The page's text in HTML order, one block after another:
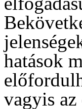
hatások
vagyis